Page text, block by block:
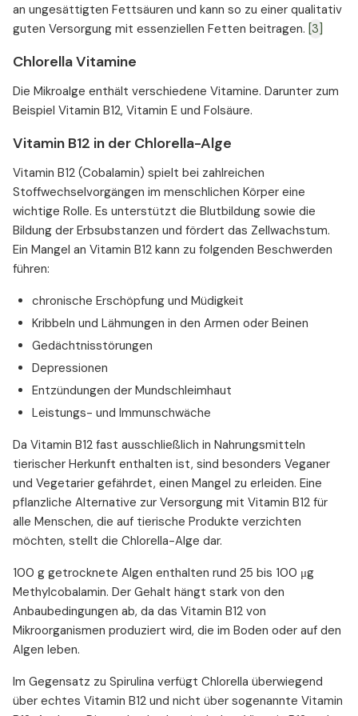
an ungesättigten Fettsäuren und kann so zu einer qualitativ
guten Versorgung mit essenziellen Fetten beitragen. [3]
Chlorella Vitamine
Die Mikroalge enthält verschiedene Vitamine. Darunter zum
Beispiel Vitamin B12, Vitamin E und Folsäure.
Vitamin B12 in der Chlorella-Alge
Vitamin B12 (Cobalamin) spielt bei zahlreichen
Stoffwechselvorgängen im menschlichen Körper eine
wichtige Rolle. Es unterstützt die Blutbildung sowie die
Bildung der Erbsubstanzen und fördert das Zellwachstum.
Ein Mangel an Vitamin B12 kann zu folgenden Beschwerden
führen:
chronische Erschöpfung und Müdigkeit
Kribbeln und Lähmungen in den Armen oder Beinen
Gedächtnisstörungen
Depressionen
Entzündungen der Mundschleimhaut
Leistungs- und Immunschwäche
Da Vitamin B12 fast ausschließlich in Nahrungsmitteln
tierischer Herkunft enthalten ist, sind besonders Veganer
und Vegetarier gefährdet, einen Mangel zu erleiden. Eine
pflanzliche Alternative zur Versorgung mit Vitamin B12 für
alle Menschen, die auf tierische Produkte verzichten
möchten, stellt die Chlorella-Alge dar.
100 g getrocknete Algen enthalten rund 25 bis 100 μg
Methylcobalamin. Der Gehalt hängt stark von den
Anbaubedingungen ab, da das Vitamin B12 von
Mikroorganismen produziert wird, die im Boden oder auf den
Algen leben.
Im Gegensatz zu Spirulina verfügt Chlorella überwiegend
über echtes Vitamin B12 und nicht über sogenannte Vitamin